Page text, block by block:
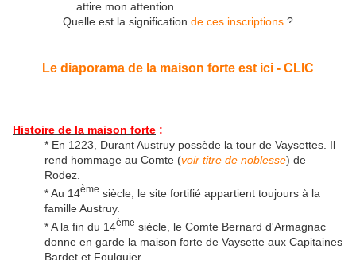
attire mon attention.
Quelle est la signification de ces inscriptions ?
Le diaporama de la maison forte est ici - CLIC
Histoire de la maison forte :
* En 1223, Durant Austruy possède la tour de Vaysettes. Il
rend hommage au Comte (voir titre de noblesse) de
Rodez.
* Au 14ème siècle, le site fortifié appartient toujours à la
famille Austruy.
* A la fin du 14ème siècle, le Comte Bernard d'Armagnac
donne en garde la maison forte de Vaysette aux Capitaines
Bardet et Foulquier.